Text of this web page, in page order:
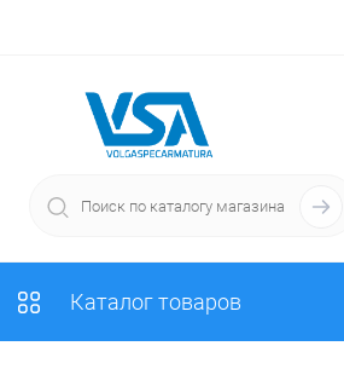
Каталог товаров